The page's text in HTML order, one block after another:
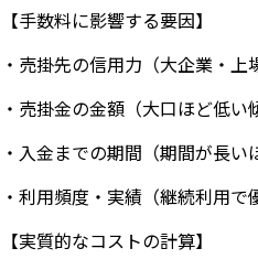
【手数料に影響する要因】
・売掛先の信用力（大企業・上
・売掛金の金額（大口ほど低い
・入金までの期間（期間が長い
・利用頻度・実績（継続利用で
【実質的なコストの計算】